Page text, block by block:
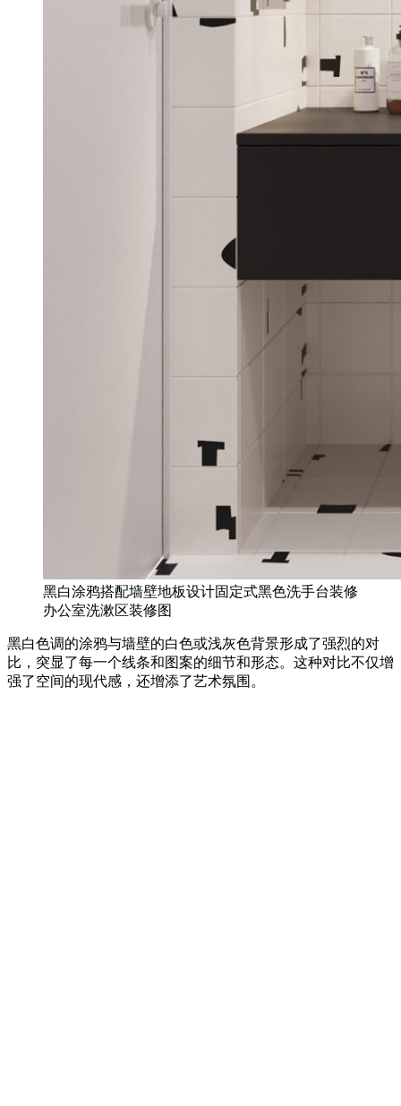
黑白涂鸦搭配墙壁地板设计固定式黑色洗手台装修
办公室洗漱区装修图
黑白色调的涂鸦与墙壁的白色或浅灰色背景形成了强烈的对
比，突显了每一个线条和图案的细节和形态。这种对比不仅增
强了空间的现代感，还增添了艺术氛围。